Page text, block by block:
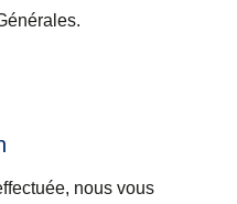
nous vous